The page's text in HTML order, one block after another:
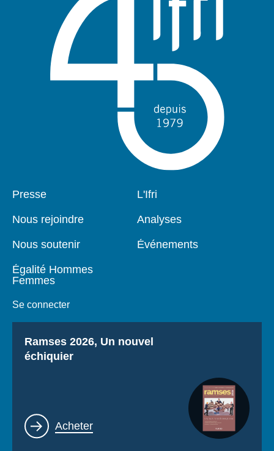
Pied
Presse
Nous rejoindre
Nous soutenir
Égalité Hommes
Femmes
Se connecter
Navigation
L'Ifri
Analyses
Événements
Titre
Ramses 2026, Un nouvel
échiquier
Lien
Acheter